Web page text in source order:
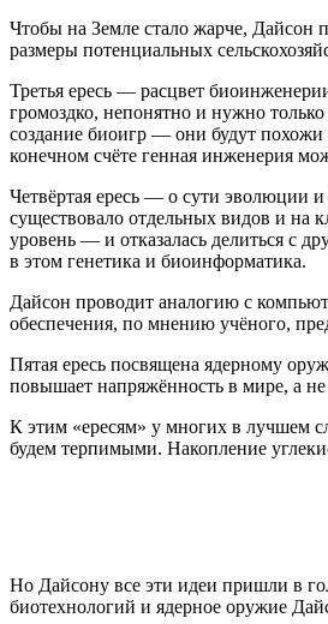
Чтобы на Земле стало жарче, Дайсон
размеры потенциальных
Третья ересь — расцвет
громоздко, непонятно и нужно
создание биоигр — они будут похожи
конечном счёте генная инженерия
Четвёртая ересь — о сути эволюции
существовало отдельных видов и на
уровень — и отказалась делиться с
в этом генетика и биоинформатика.
Дайсон проводит аналогию с
обеспечения, по мнению учёного,
Пятая ересь посвящена ядерному
повышает напряжённость в мире, а
К этим «ересям» у многих в лучшем
будем терпимыми. Накопление
Но Дайсону все эти идеи пришли в
биотехнологий и ядерное оружие